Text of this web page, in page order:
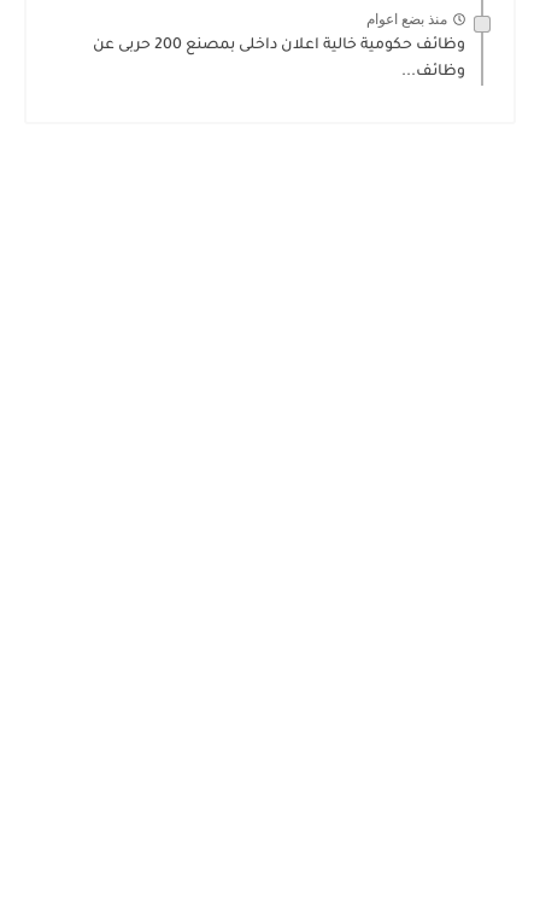
منذ بضع اعوام
وظائف حكومية خالية اعلان داخلى بمصنع 200 حربى عن
وظائف...